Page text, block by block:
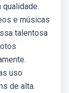
qualidade.
e músicas
talentosa
uso
de alta.